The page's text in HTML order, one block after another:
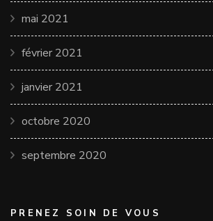
mai 2021
février 2021
janvier 2021
octobre 2020
septembre 2020
PRENEZ SOIN DE VOUS